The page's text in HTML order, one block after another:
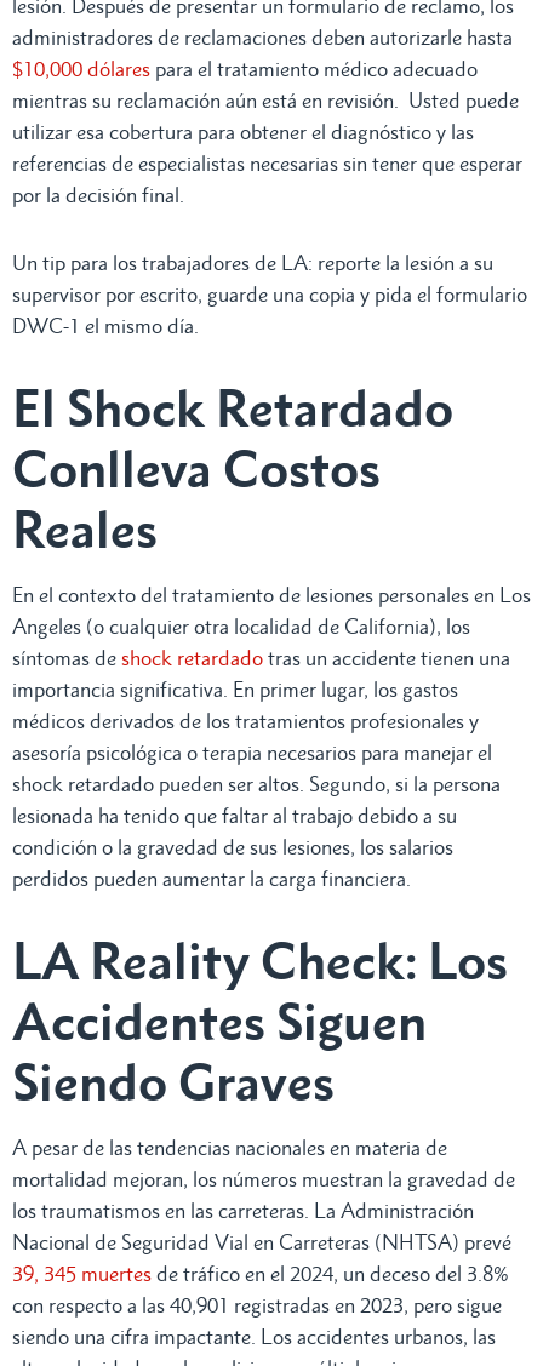
lesión. Después de presentar un formulario de reclamo, los
administradores de reclamaciones deben autorizarle hasta
$10,000 dólares para el tratamiento médico adecuado
mientras su reclamación aún está en revisión. Usted puede
utilizar esa cobertura para obtener el diagnóstico y las
referencias de especialistas necesarias sin tener que esperar
por la decisión final.
Un tip para los trabajadores de LA: reporte la lesión a su
supervisor por escrito, guarde una copia y pida el formulario
DWC-1 el mismo día.
El Shock Retardado
Conlleva Costos
Reales
En el contexto del tratamiento de lesiones personales en Los
Angeles (o cualquier otra localidad de California), los
síntomas de shock retardado tras un accidente tienen una
importancia significativa. En primer lugar, los gastos
médicos derivados de los tratamientos profesionales y
asesoría psicológica o terapia necesarios para manejar el
shock retardado pueden ser altos. Segundo, si la persona
lesionada ha tenido que faltar al trabajo debido a su
condición o la gravedad de sus lesiones, los salarios
perdidos pueden aumentar la carga financiera.
LA Reality Check: Los
Accidentes Siguen
Siendo Graves
A pesar de las tendencias nacionales en materia de
mortalidad mejoran, los números muestran la gravedad de
los traumatismos en las carreteras. La Administración
Nacional de Seguridad Vial en Carreteras (NHTSA) prevé
39, 345 muertes de tráfico en el 2024, un deceso del 3.8%
con respecto a las 40,901 registradas en 2023, pero sigue
siendo una cifra impactante. Los accidentes urbanos, las